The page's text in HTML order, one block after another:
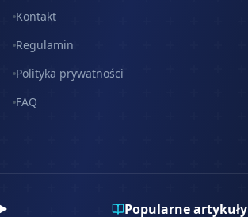
Kontakt
Regulamin
Polityka prywatności
FAQ
Popularne artykuły